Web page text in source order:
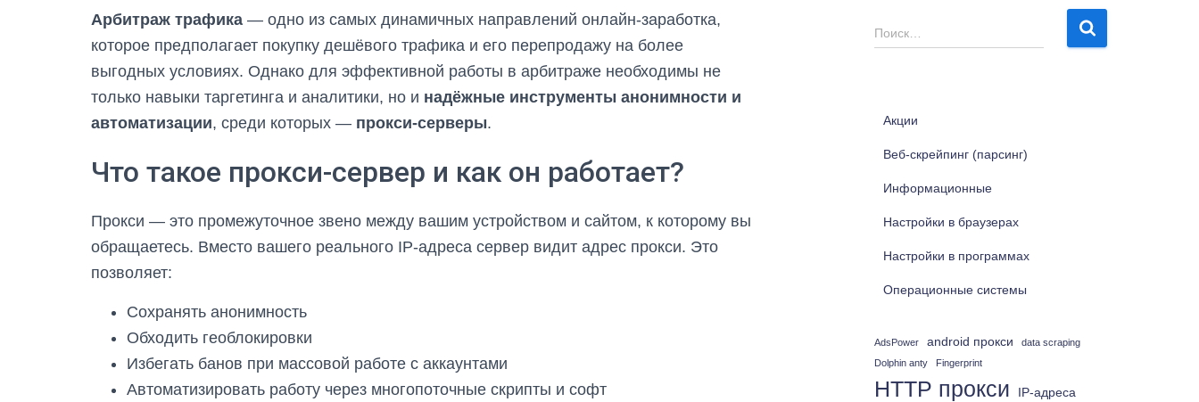
Арбитраж трафика — одно из самых динамичных направлений онлайн-заработка,
которое предполагает покупку дешёвого трафика и его перепродажу на более
выгодных условиях. Однако для эффективной работы в арбитраже необходимы не
только навыки таргетинга и аналитики, но и надёжные инструменты анонимности и
автоматизации, среди которых — прокси-серверы.
Что такое прокси-сервер и как он работает?
Прокси — это промежуточное звено между вашим устройством и сайтом, к которому вы
обращаетесь. Вместо вашего реального IP-адреса сервер видит адрес прокси. Это
позволяет:
Сохранять анонимность
Обходить геоблокировки
Избегать банов при массовой работе с аккаунтами
Автоматизировать работу через многопоточные скрипты и софт
Н
а
Поиск…
Акции
Веб-скрейпинг (парсинг)
Информационные
Настройки в браузерах
Настройки в программах
Операционные системы
AdsPower android прокси
data scraping
Dolphin anty
Fingerprint
HTTP прокси IP-адреса